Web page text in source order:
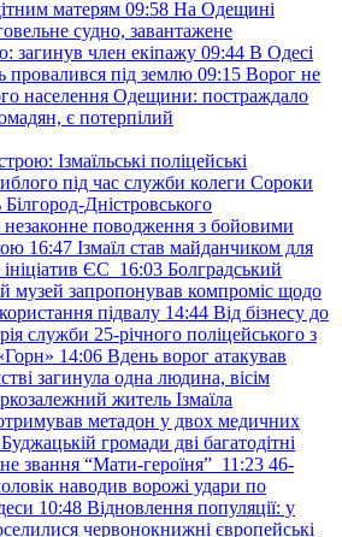
матерям 09:58 На Одещині
судно, завантажене
загинув член екіпажу 09:44 В Одесі
провалився під землю 09:15 Ворог не
населення Одещини: постраждало
є потерпілий
Ізмаїльські поліцейські
під час служби колеги Сороки
Дністровського
незаконне поводження з бойовими
16:47 Ізмаїл став майданчиком для
ЄС 16:03 Болградський
музей запропонував компроміс щодо
підвалу 14:44 Від бізнесу до
служби 25-річного поліцейського з
14:06 Вдень ворог атакував
загинула одна людина, вісім
житель Ізмаїла
метадон у двох медичних
громади дві багатодітні
звання “Мати-героїня” 11:23 46-
наводив ворожі удари по
10:48 Відновлення популяції: у
червонокнижні європейські